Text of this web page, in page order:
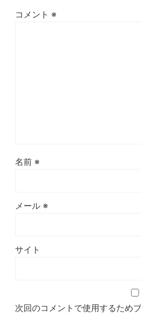
コメント ※
名前 ※
メール ※
サイト
次回のコメントで使用するため